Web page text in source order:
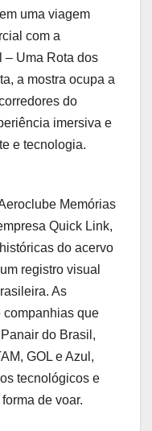
uma viagem
com a
– Uma Rota dos
a mostra ocupa a
do
imersiva e
e tecnologia.
Memórias
Quick Link,
do acervo
registro visual
As
companhias que
do Brasil,
GOL e Azul,
tecnológicos e
de voar.